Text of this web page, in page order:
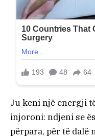
Ju keni një energji
injoroni: ndjeni se
përpara, për të dalë